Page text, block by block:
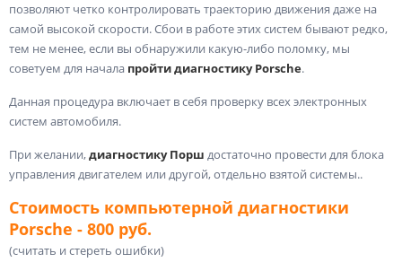
позволяют четко контролировать траекторию движения даже на
самой высокой скорости. Сбои в работе этих систем бывают редко,
тем не менее, если вы обнаружили какую-либо поломку, мы
советуем для начала пройти диагностику Porsche.
Данная процедура включает в себя проверку всех электронных
систем автомобиля.
При желании,диагностику Порш достаточно провести для блока
управления двигателем или другой, отдельно взятой системы..
Стоимость компьютерной диагностики
Porsche - 800 руб.
(считать и стереть ошибки)